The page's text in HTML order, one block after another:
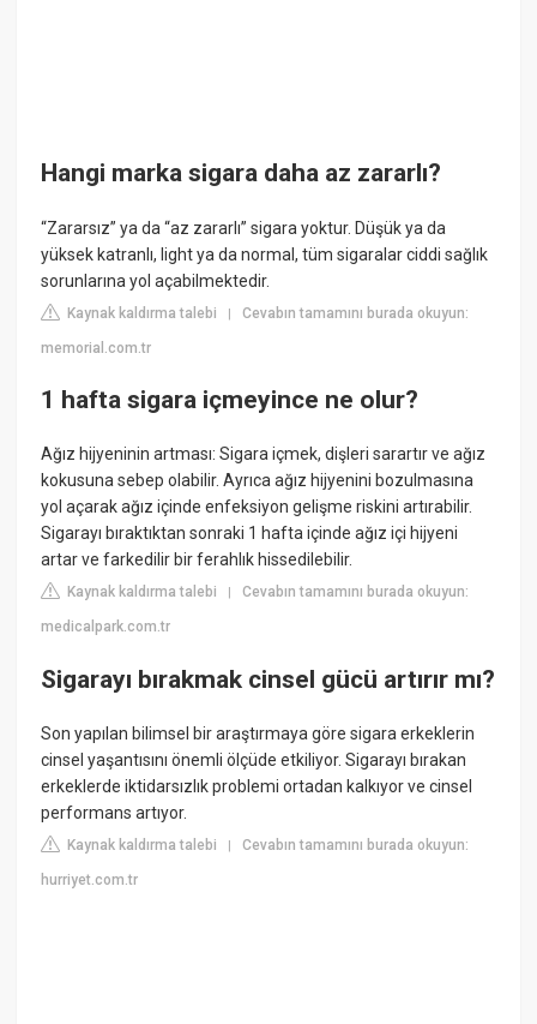
Hangi marka sigara daha az zararlı?
“Zararsız” ya da “az zararlı” sigara yoktur. Düşük ya da
yüksek katranlı, light ya da normal, tüm sigaralar ciddi sağlık
sorunlarına yol açabilmektedir.
Kaynak kaldırma talebi |Cevabın tamamını burada okuyun:
memorial.com.tr
1 hafta sigara içmeyince ne olur?
Ağız hijyeninin artması: Sigara içmek, dişleri sarartır ve ağız
kokusuna sebep olabilir. Ayrıca ağız hijyenini bozulmasına
yol açarak ağız içinde enfeksiyon gelişme riskini artırabilir.
Sigarayı bıraktıktan sonraki 1 hafta içinde ağız içi hijyeni
artar ve farkedilir bir ferahlık hissedilebilir.
Kaynak kaldırma talebi |Cevabın tamamını burada okuyun:
medicalpark.com.tr
Sigarayı bırakmak cinsel gücü artırır mı?
Son yapılan bilimsel bir araştırmaya göre sigara erkeklerin
cinsel yaşantısını önemli ölçüde etkiliyor. Sigarayı bırakan
erkeklerde iktidarsızlık problemi ortadan kalkıyor ve cinsel
performans artıyor.
Kaynak kaldırma talebi |Cevabın tamamını burada okuyun:
hurriyet.com.tr